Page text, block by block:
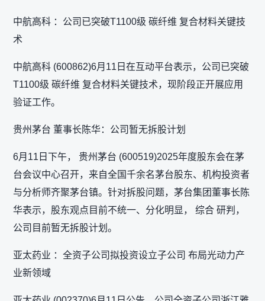
中航高科 ：公司已突破T1100级 碳纤维 复合材料关键技
术
中航高科 (600862)6月11日在互动平台表示，公司已突破
T1100级 碳纤维 复合材料关键技术，现阶段正开展应用
验证工作。
贵州茅台 董事长陈华：公司暂无拆股计划
6月11日下午， 贵州茅台 (600519)2025年度股东会在茅
台会议中心召开，来自全国千余名茅台股东、机构投资者
与分析师齐聚茅台镇。针对拆股问题，茅台集团董事长陈
华表示，股东观点目前不统一、分化明显， 综合 研判，
公司目前暂无拆股计划。
亚太药业 ：全资子公司拟投资设立子公司 布局光动力产
业新领域